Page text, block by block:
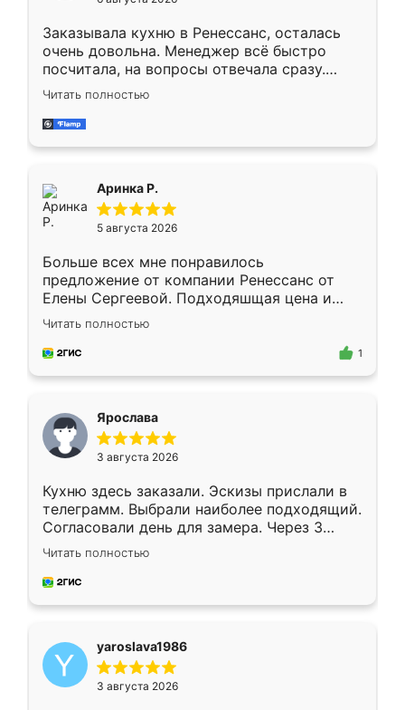
Заказывала кухню в Ренессанс, осталась
очень довольна. Менеджер всё быстро
посчитала, на вопросы отвечала сразу.
Замерщик приехал в субботу, подошёл к
делу со всей ответственностью. Собрали
за день, ребята работали аккуратно, даже
Читать полностью
Аринка Р.
5 августа 2026
Больше всех мне понравилось
предложение от компании Ренессанс от
Елены Сергеевой. Подходяшщая цена и
короткие сроки изготовления. Приехавший
для замера сотрудник Владислав
предложил по моему эскизу самый
Читать полностью
1
Ярослава
3 августа 2026
Кухню здесь заказали. Эскизы прислали в
телеграмм. Выбрали наиболее подходящий.
Согласовали день для замера. Через 3
недели кухня была уже готова. Остались
довольны работой. Спасибо Ренессанс
мебель за качественную работу!
Читать полностью
yaroslava1986
3 августа 2026